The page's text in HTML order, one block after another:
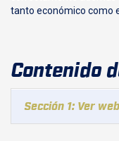
tanto económico como
Contenido
Sección 1: Ver